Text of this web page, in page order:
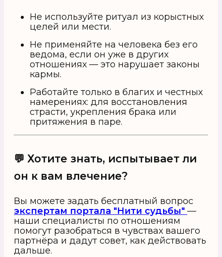
Не используйте ритуал из корыстных
целей или мести.
Не применяйте на человека без его
ведома, если он уже в других
отношениях — это нарушает законы
кармы.
Работайте только в благих и честных
намерениях: для восстановления
страсти, укрепления брака или
притяжения в паре.
💬 Хотите знать, испытывает ли
он к вам влечение?
Вы можете задать бесплатный вопрос
экспертам портала "Нити судьбы" —
наши специалисты по отношениям
помогут разобраться в чувствах вашего
партнёра и дадут совет, как действовать
дальше.